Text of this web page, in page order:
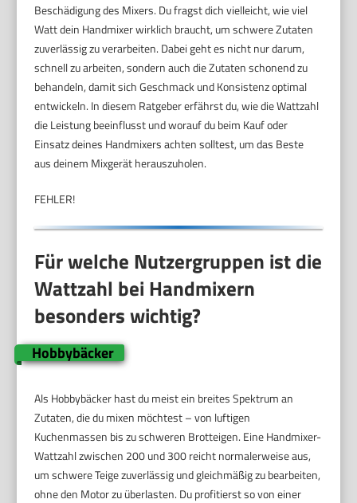
Beschädigung des Mixers. Du fragst dich vielleicht, wie viel
Watt dein Handmixer wirklich braucht, um schwere Zutaten
zuverlässig zu verarbeiten. Dabei geht es nicht nur darum,
schnell zu arbeiten, sondern auch die Zutaten schonend zu
behandeln, damit sich Geschmack und Konsistenz optimal
entwickeln. In diesem Ratgeber erfährst du, wie die Wattzahl
die Leistung beeinflusst und worauf du beim Kauf oder
Einsatz deines Handmixers achten solltest, um das Beste
aus deinem Mixgerät herauszuholen.
FEHLER!
Für welche Nutzergruppen ist die
Wattzahl bei Handmixern
besonders wichtig?
Hobbybäcker
Als Hobbybäcker hast du meist ein breites Spektrum an
Zutaten, die du mixen möchtest – von luftigen
Kuchenmassen bis zu schweren Brotteigen. Eine Handmixer-
Wattzahl zwischen 200 und 300 reicht normalerweise aus,
um schwere Teige zuverlässig und gleichmäßig zu bearbeiten,
ohne den Motor zu überlasten. Du profitierst so von einer